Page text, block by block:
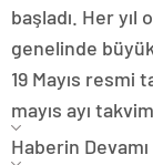
başladı. Her yıl
genelinde
19 Mayıs
mayıs ayı
Haberin Devamı